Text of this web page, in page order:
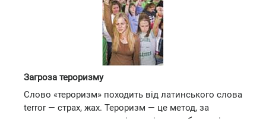
Загроза тероризму
Слово «тероризм» походить від латинського слова
terror — страх, жах. Тероризм — це метод, за